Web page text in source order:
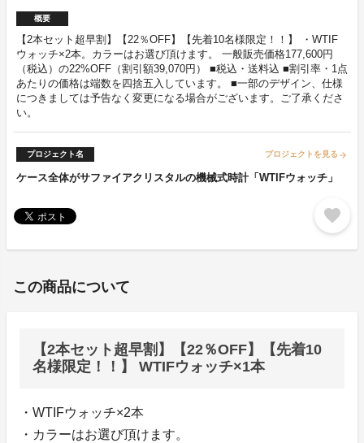
概要
【2本セット超早割】【22％OFF】【先着10名様限定！！】 ・WTIF
ウォッチ×2本。カラーはお選び頂けます。 一般販売価格177,600円
（税込）の22%OFF（割引額39,070円） ■税込・送料込 ■割引率・1点
あたりの価格は端数を四捨五入しています。 ■一部のデザイン、仕様
につきましては予告なく変更になる場合がございます。ご了承くださ
い。
プロジェクト名 プロジェクトを見る arrow_forward
ケース全体がサファイアクリスタルの機械式時計「WTIFウォッチ」
favorite
この商品について
【2本セット超早割】【22％OFF】【先着10
名様限定！！】 WTIFウォッチ×1本
・WTIFウォッチ×2本
・カラーはお選び頂けます。